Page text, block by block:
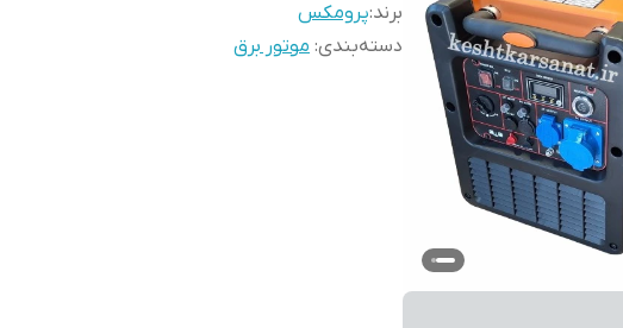
برند:پرومکس
دسته‌بندی: موتور برق